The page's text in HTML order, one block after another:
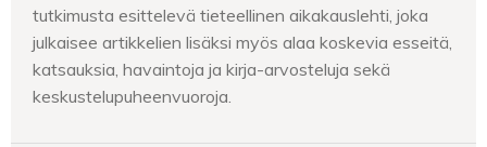
tutkimusta esittelevä tieteellinen aikakauslehti, joka
julkaisee artikkelien lisäksi myös alaa koskevia esseitä,
katsauksia, havaintoja ja kirja-arvosteluja sekä
keskustelupuheenvuoroja.